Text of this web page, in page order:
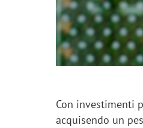
Con investimenti
acquisendo un
crescere»